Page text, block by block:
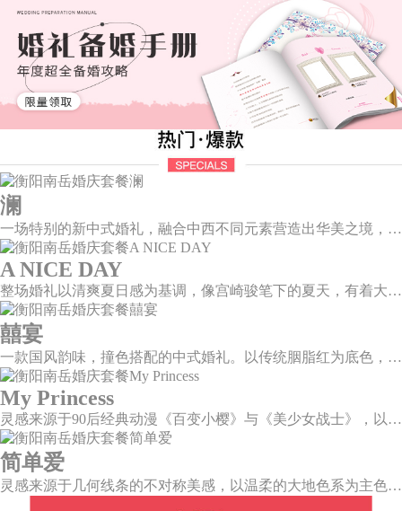
澜
一场特别的新中式婚礼，融合中西不同元素营造出华美之境，有庄严浪漫的西式证婚，也有含蓄深情的中式感恩，从古典到现代，从前世到今生，爱，隽永铭刻。
A NICE DAY
整场婚礼以清爽夏日感为基调，像宫崎骏笔下的夏天，有着大朵大朵像棉花糖似的白云，有蔚蓝蔚蓝的天空和青绿青绿的草地，有着童话世界里干净纯洁的美好，有着日系画风下的治愈感。
囍宴
一款国风韵味，撞色搭配的中式婚礼。以传统胭脂红为底色，黛蓝色花鸟点缀其中，热情的红色和低调的古风书画色相辅相成。
My Princess
灵感来源于90后经典动漫《百变小樱》与《美少女战士》，以柔美梦幻的马卡龙色系为主色调，融合精灵萌宠与星星魔法阵等元素，为遗落凡间的公主搭建一个召唤王子的舞台。
简单爱
灵感来源于几何线条的不对称美感，以温柔的大地色系为主色调，空间上，利用几何线条进行完美切割，配以柔和色系的花艺点缀，构造了一个温馨柔和、清新复古的空间。